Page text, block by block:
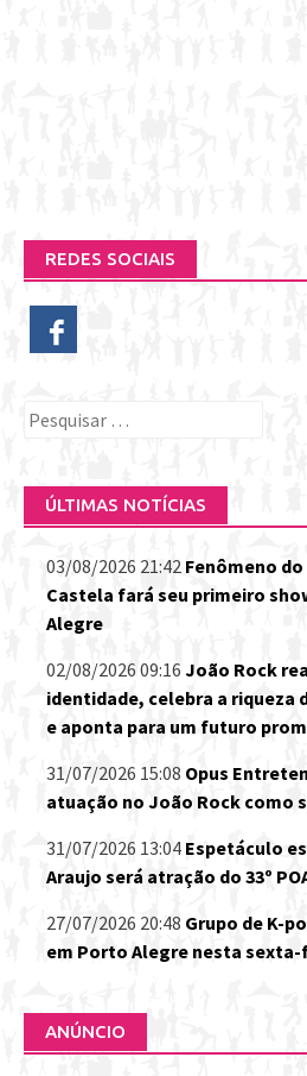
REDES SOCIAIS
Pesquisar
ÚLTIMAS NOTÍCIAS
03/08/2026 21:42 Fenômeno
Castela fará seu primeiro
Alegre
02/08/2026 09:16 João Rock
identidade, celebra a riqueza
e aponta para um futuro
31/07/2026 15:08 Opus
atuação no João Rock como
31/07/2026 13:04 Espetáculo
Araujo será atração do 33º
27/07/2026 20:48 Grupo de K-
em Porto Alegre nesta sexta-
ANÚNCIO